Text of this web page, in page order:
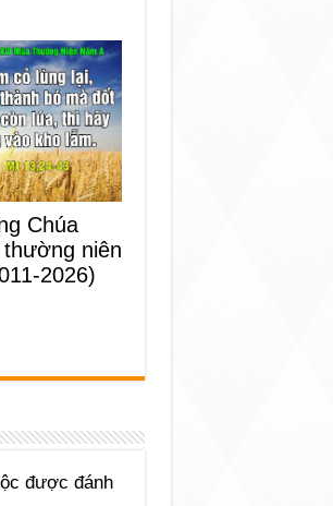
Chúa
niên
2026)
được đánh